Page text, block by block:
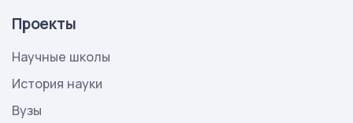
Проекты
Научные школы
История науки
Вузы